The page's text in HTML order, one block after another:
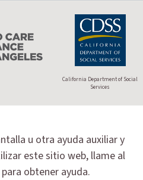
California Department of Social
Services
u otra ayuda auxiliar y
este sitio web, llame al
para obtener ayuda.